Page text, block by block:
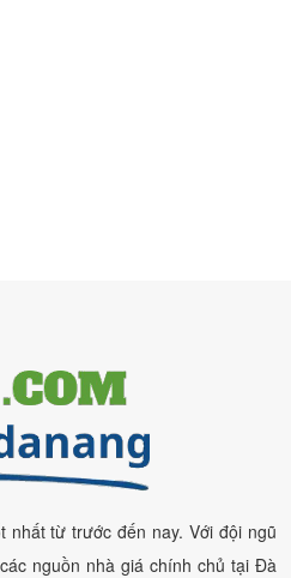
từ trước đến nay. Với đội ngũ
nguồn nhà giá chính chủ tại Đà